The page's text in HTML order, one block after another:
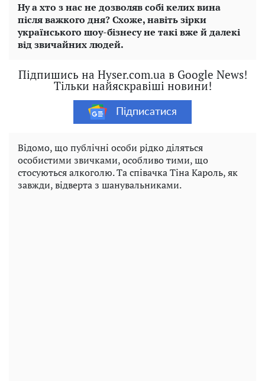
Ну а хто з нас не дозволяв собі келих вина
після важкого дня? Схоже, навіть зірки
українського шоу-бізнесу не такі вже й далекі
від звичайних людей.
Підпишись на Hyser.com.ua в Google News!
Тільки найяскравіші новини!
Підписатися
Відомо, що публічні особи рідко діляться
особистими звичками, особливо тими, що
стосуються алкоголю. Та співачка Тіна Кароль, як
завжди, відверта з шанувальниками.